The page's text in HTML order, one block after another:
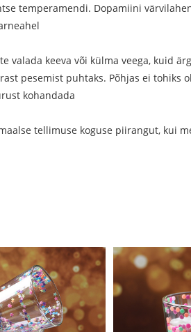
temperamendi. Dopamiini
keeva või külma veega, kuid
pesemist puhtaks. Põhjas ei
kohandada
tellimuse koguse piirangut, kui